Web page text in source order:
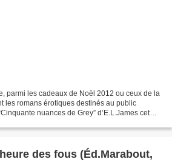
parmi les cadeaux de Noël 2012 ou ceux de la
les romans érotiques destinés au public
nuances de Grey” d’E.L.James cet
des fous (Éd.Marabout,